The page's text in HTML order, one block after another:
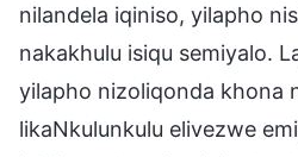
nilandela iqiniso, yilapho
nakakhulu isiqu semiyalo.
yilapho nizoliqonda khona
likaNkulunkulu elivezwe